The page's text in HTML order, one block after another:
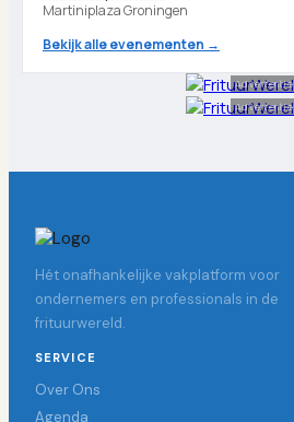
Martiniplaza Groningen
Bekijk alle evenementen →
Advertentie
Advertentie
Hét onafhankelijke vakplatform voor
ondernemers en professionals in de
frituurwereld.
SERVICE
Over Ons
Agenda